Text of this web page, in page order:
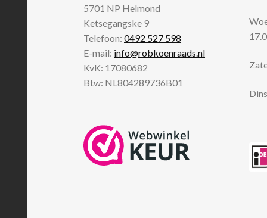
5701 NP Helmond
Ketsegangske 9
Telefoon:0492 527 598
E-mail: info@robkoenraads.nl
KvK: 17080682
Btw: NL804289736B01